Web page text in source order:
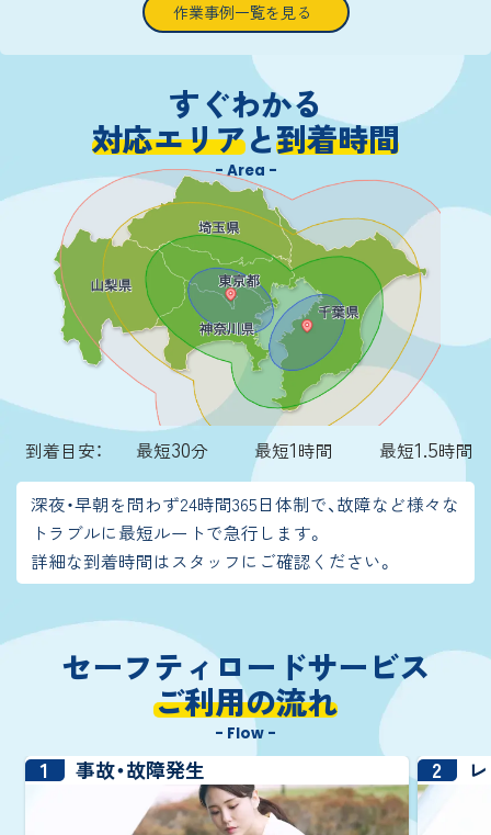
ブースターケーブルをバッテリー端子へ確実に
つなぎ、ジャンピング作業を実施し、到着から約
15分で無事にエンジンを再始動させることがで
作業事例一覧を見る
すぐわかる
対応エリアと到着時間
- Area -
到着目安： 最短30分 最短1時間 最短1.5時間
深夜・早朝を問わず24時間365日体制で、故障など様々な
トラブルに最短ルートで急行します。
詳細な到着時間はスタッフにご確認ください。
セーフティロードサービス
ご利用の流れ
- Flow -
1 事故・故障発生 2